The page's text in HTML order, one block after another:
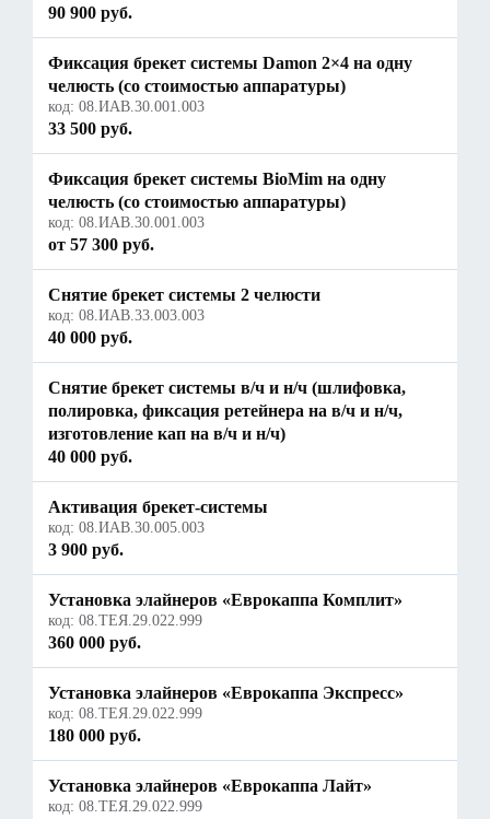
90 900 руб.
Фиксация брекет системы Damon 2×4 на одну
челюсть (со стоимостью аппаратуры)
код: 08.ИАВ.30.001.003
33 500 руб.
Фиксация брекет системы BioMim на одну
челюсть (со стоимостью аппаратуры)
код: 08.ИАВ.30.001.003
от 57 300 руб.
Снятие брекет системы 2 челюсти
код: 08.ИАВ.33.003.003
40 000 руб.
Снятие брекет системы в/ч и н/ч (шлифовка,
полировка, фиксация ретейнера на в/ч и н/ч,
изготовление кап на в/ч и н/ч)
40 000 руб.
Активация брекет-системы
код: 08.ИАВ.30.005.003
3 900 руб.
Установка элайнеров «Еврокаппа Комплит»
код: 08.ТЕЯ.29.022.999
360 000 руб.
Установка элайнеров «Еврокаппа Экспресс»
код: 08.ТЕЯ.29.022.999
180 000 руб.
Установка элайнеров «Еврокаппа Лайт»
код: 08.ТЕЯ.29.022.999